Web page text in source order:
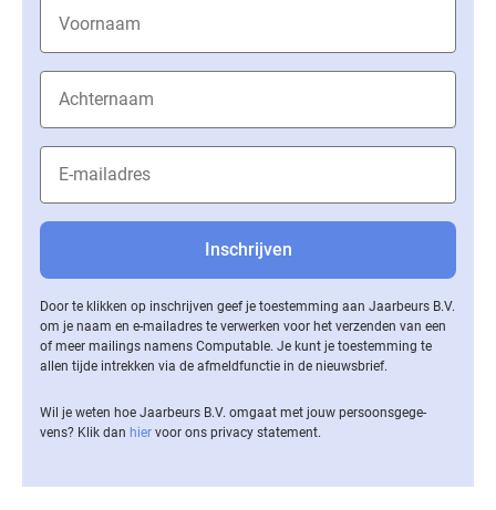
Door te klikken op inschrijven geef je toestemming aan Jaarbeurs B.V.
om je naam en e-mailadres te verwerken voor het verzenden van een
of meer mailings namens Computable. Je kunt je toestemming te
allen tijde intrekken via de af­meld­func­tie in de nieuwsbrief.
Wil je weten hoe Jaarbeurs B.V. omgaat met jouw per­soons­ge­ge­
vens? Klik dan hier voor ons privacy statement.